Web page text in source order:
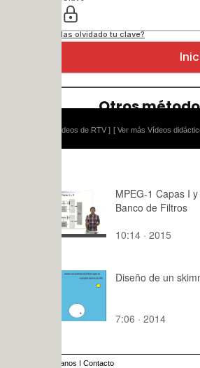
[ Ver más Vídeos didácticos ]
MPEG-1 Capas I y II:
Banco de Filtros
10:14 · 2015
Diseño de un skimmer
7:06 · 2014